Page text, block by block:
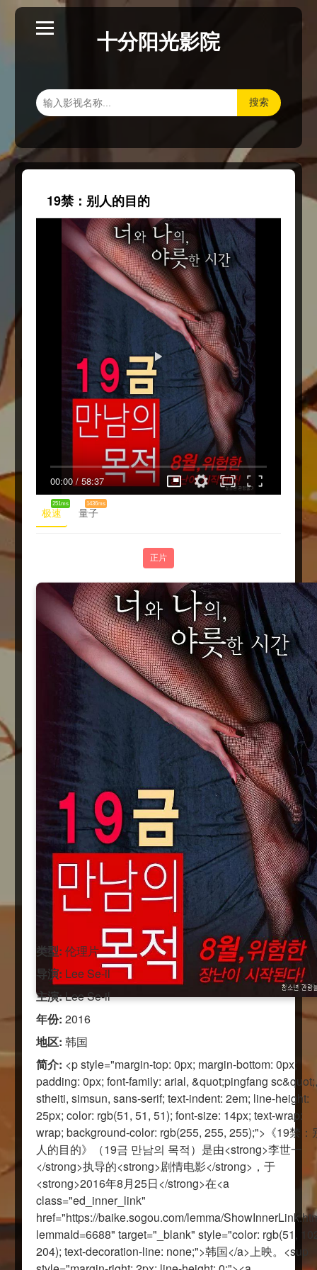
十分阳光影院
搜索
19禁：别人的目的
00:00/58:37
极速
251ms
量子
1436ms
正片
类型: 伦理片
导演: Lee Se-il
主演:Lee Se-il
年份: 2016
地区: 韩国
简介: <p style="margin-top: 0px; margin-bottom: 0px;
padding: 0px; font-family: arial, &quot;pingfang sc&quot;,
stheiti, simsun, sans-serif; text-indent: 2em; line-height:
25px; color: rgb(51, 51, 51); font-size: 14px; text-wrap:
wrap; background-color: rgb(255, 255, 255);">《19禁：
人的目的》（19금 만남의 목적）是由<strong>李世一
</strong>执导的<strong>剧情电影</strong>，于
<strong>2016年8月25日</strong>在<a
class="ed_inner_link"
href="https://baike.sogou.com/lemma/
lemmaId=6688" target="_blank" style="color: rgb(51,
204); text-decoration-line: none;">韩国</a>上映。<sup